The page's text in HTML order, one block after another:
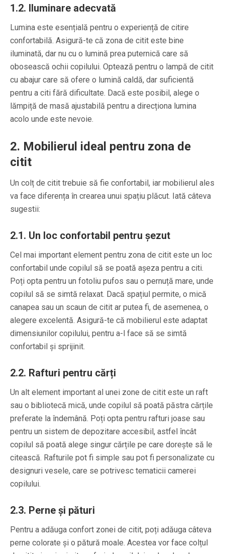
1.2. Iluminare adecvată
Lumina este esențială pentru o experiență de citire
confortabilă. Asigură-te că zona de citit este bine
iluminată, dar nu cu o lumină prea puternică care să
obosească ochii copilului. Optează pentru o lampă de citit
cu abajur care să ofere o lumină caldă, dar suficientă
pentru a citi fără dificultate. Dacă este posibil, alege o
lămpiță de masă ajustabilă pentru a direcționa lumina
acolo unde este nevoie.
2. Mobilierul ideal pentru zona de
citit
Un colț de citit trebuie să fie confortabil, iar mobilierul ales
va face diferența în crearea unui spațiu plăcut. Iată câteva
sugestii:
2.1. Un loc confortabil pentru șezut
Cel mai important element pentru zona de citit este un loc
confortabil unde copilul să se poată așeza pentru a citi.
Poți opta pentru un fotoliu pufos sau o pernuță mare, unde
copilul să se simtă relaxat. Dacă spațiul permite, o mică
canapea sau un scaun de citit ar putea fi, de asemenea, o
alegere excelentă. Asigură-te că mobilierul este adaptat
dimensiunilor copilului, pentru a-l face să se simtă
confortabil și sprijinit.
2.2. Rafturi pentru cărți
Un alt element important al unei zone de citit este un raft
sau o bibliotecă mică, unde copilul să poată păstra cărțile
preferate la îndemână. Poți opta pentru rafturi joase sau
pentru un sistem de depozitare accesibil, astfel încât
copilul să poată alege singur cărțile pe care dorește să le
citească. Rafturile pot fi simple sau pot fi personalizate cu
designuri vesele, care se potrivesc tematicii camerei
copilului.
2.3. Perne și pături
Pentru a adăuga confort zonei de citit, poți adăuga câteva
perne colorate și o pătură moale. Acestea vor face colțul